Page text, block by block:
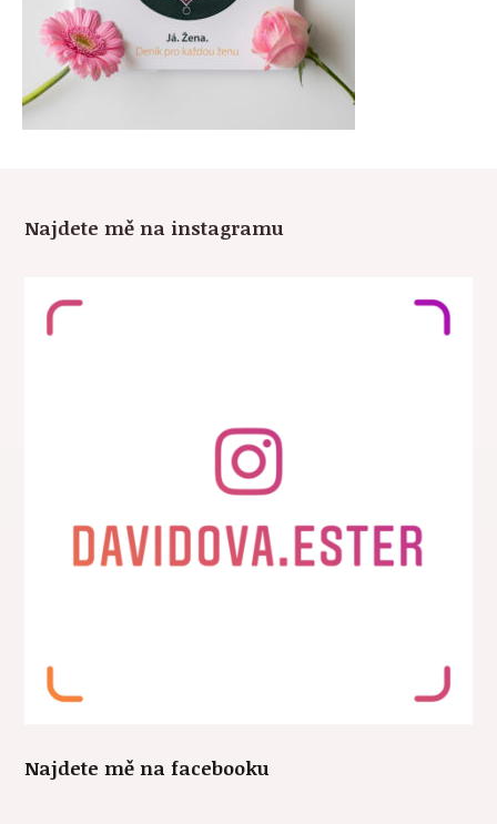
Najdete mě na instagramu
Najdete mě na facebooku